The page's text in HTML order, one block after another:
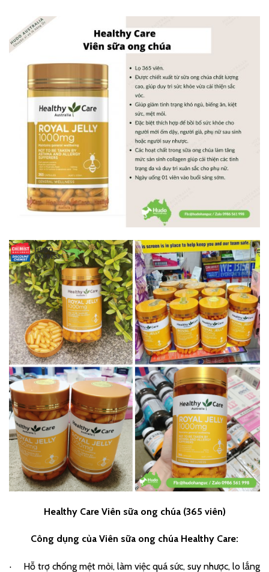
Healthy Care Viên sữa ong chúa (365 viên)
Công dụng của Viên sữa ong chúa Healthy Care:
· Hỗ trợ chống mệt mỏi, làm việc quá sức, suy nhược, lo lắng